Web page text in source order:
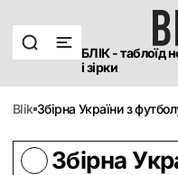
БЛІК - таблоїд
і зірки
blik Збірна України з
Збірна